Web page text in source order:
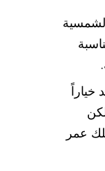
عمر